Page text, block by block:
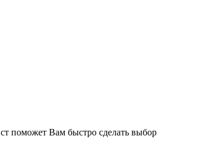
поможет Вам быстро сделать выбор